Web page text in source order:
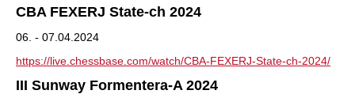
CBA FEXERJ State-ch 2024
06. - 07.04.2024
https://live.chessbase.com/watch/CBA-FEXERJ-State-ch-2024/
III Sunway Formentera-A 2024